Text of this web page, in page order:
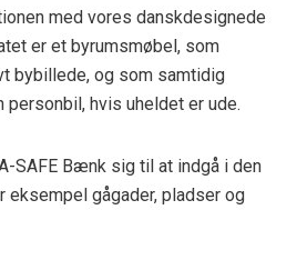
med vores danskdesignede
er et byrumsmøbel, som
bybillede, og som samtidig
personbil, hvis uheldet er ude.
SAFE Bænk sig til at indgå i den
gågader, pladser og